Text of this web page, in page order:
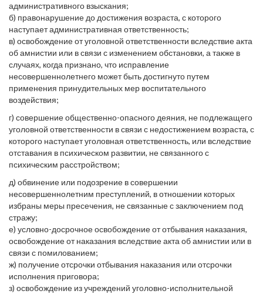
административного взыскания;
б) правонарушение до достижения возраста, с которого
наступает административная ответственность;
в) освобождение от уголовной ответственности вследствие акта
об амнистии или в связи с изменением обстановки, а также в
случаях, когда признано, что исправление
несовершеннолетнего может быть достигнуто путем
применения принудительных мер воспитательного
воздействия;
г) совершение общественно-опасного деяния, не подлежащего
уголовной ответственности в связи с недостижением возраста, с
которого наступает уголовная ответственность, или вследствие
отставания в психическом развитии, не связанного с
психическим расстройством;
д) обвинение или подозрение в совершении
несовершеннолетним преступлений, в отношении которых
избраны меры пресечения, не связанные с заключением под
стражу;
е) условно-досрочное освобождение от отбывания наказания,
освобождение от наказания вследствие акта об амнистии или в
связи с помилованием;
ж) получение отсрочки отбывания наказания или отсрочки
исполнения приговора;
з) освобождение из учреждений уголовно-исполнительной